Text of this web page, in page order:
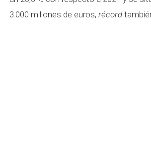
3.000 millones de euros, récord